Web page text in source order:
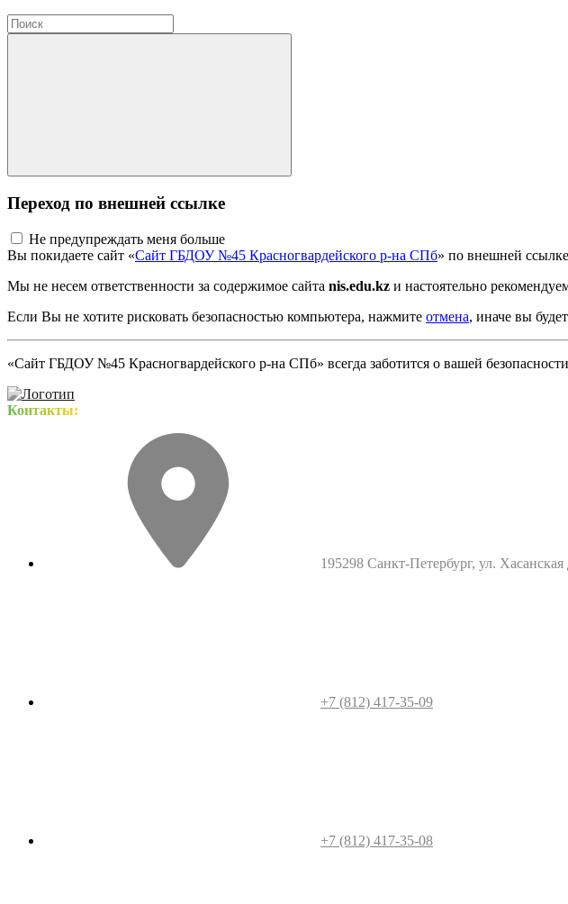
Переход по внешней ссылке
Не предупреждать меня больше
Вы покидаете сайт «Сайт ГБДОУ №45 Красногвардейского р-на СПб» по внешней ссылке
Мы не несем ответственности за содержимое сайта nis.edu.kz и настоятельно
Если Вы не хотите рисковать безопасностью компьютера, нажмите отмена, иначе вы
«Сайт ГБДОУ №45 Красногвардейского р-на СПб» всегда заботится о вашей
Контакты:
195298 Санкт-Петербург, ул.
+7 (812) 417-35-09
+7 (812) 417-35-08